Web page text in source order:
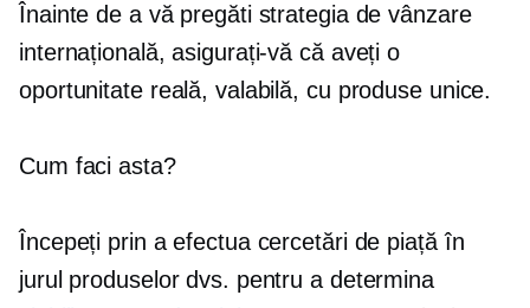
Înainte de a vă pregăti strategia de vânzare
internațională, asigurați-vă că aveți o
oportunitate reală, valabilă, cu produse unice.
Cum faci asta?
Începeți prin a efectua cercetări de piață în
jurul produselor dvs. pentru a determina